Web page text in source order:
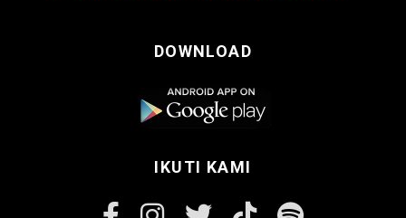
DOWNLOAD
IKUTI KAMI